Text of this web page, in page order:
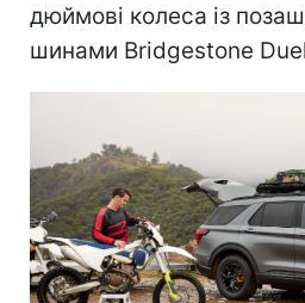
дюймові колеса із
шинами Bridgestone